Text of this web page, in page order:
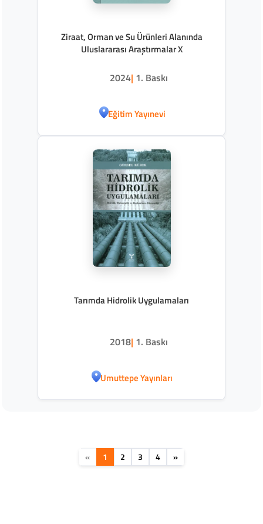
Ziraat, Orman ve Su Ürünleri Alanında
Uluslararası Araştırmalar X
2024| 1. Baskı
Eğitim Yayınevi
Tarımda Hidrolik Uygulamaları
2018| 1. Baskı
Umuttepe Yayınları
« 1 2 3 4 »